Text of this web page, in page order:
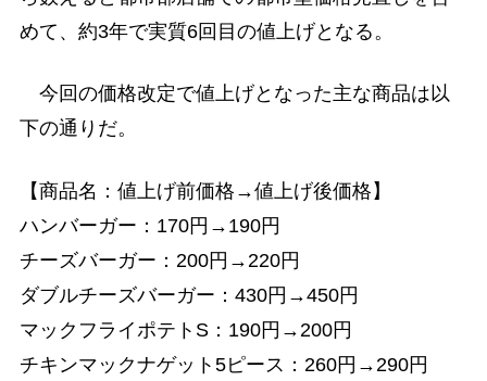
めて、約3年で実質6回目の値上げとなる。
今回の価格改定で値上げとなった主な商品は以
下の通りだ。
【商品名：値上げ前価格→値上げ後価格】
ハンバーガー：170円→190円
チーズバーガー：200円→220円
ダブルチーズバーガー：430円→450円
マックフライポテトS：190円→200円
チキンマックナゲット5ピース：260円→290円